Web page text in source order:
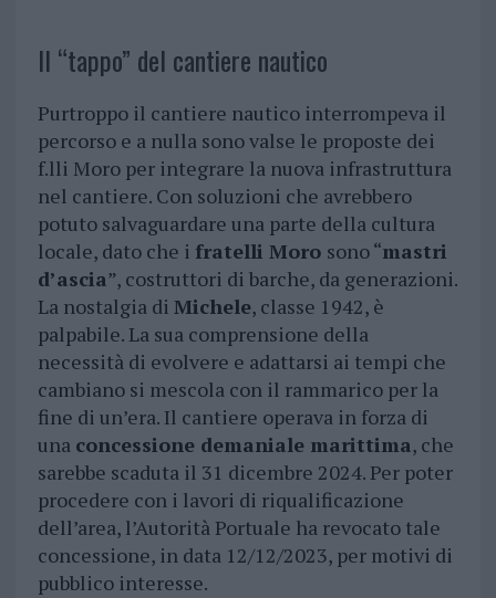
Il “tappo” del cantiere nautico
Purtroppo il cantiere nautico interrompeva il
percorso e a nulla sono valse le proposte dei
f.lli Moro per integrare la nuova infrastruttura
nel cantiere. Con soluzioni che avrebbero
potuto salvaguardare una parte della cultura
locale, dato che i fratelli Moro sono “mastri
d’ascia”, costruttori di barche, da generazioni.
La nostalgia di Michele, classe 1942, è
palpabile. La sua comprensione della
necessità di evolvere e adattarsi ai tempi che
cambiano si mescola con il rammarico per la
fine di un’era. Il cantiere operava in forza di
una concessione demaniale marittima, che
sarebbe scaduta il 31 dicembre 2024. Per poter
procedere con i lavori di riqualificazione
dell’area, l’Autorità Portuale ha revocato tale
concessione, in data 12/12/2023, per motivi di
pubblico interesse.